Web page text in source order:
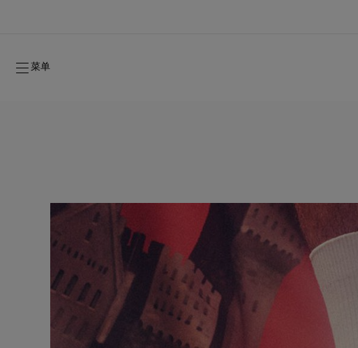
菜单
2026年秋季女装系列 2026年秋季男装系列
2026年秋季系列
2026年秋季系列
隽永标记
全新登场：Oud Fétiche 奢⾹淡⾹精
女士礼品
品牌历史